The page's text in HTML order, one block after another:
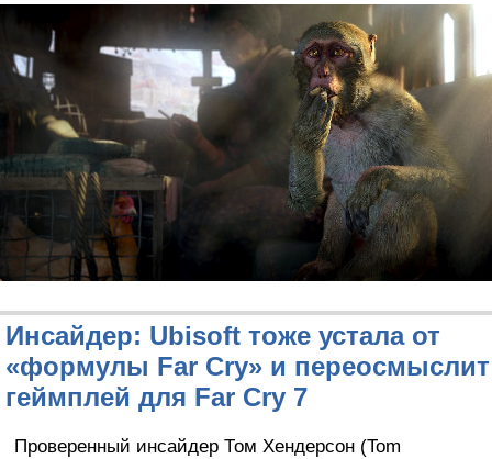
Инсайдер: Ubisoft тоже устала от
«формулы Far Cry» и переосмыслит
геймплей для Far Cry 7
Проверенный инсайдер Том Хендерсон (Tom